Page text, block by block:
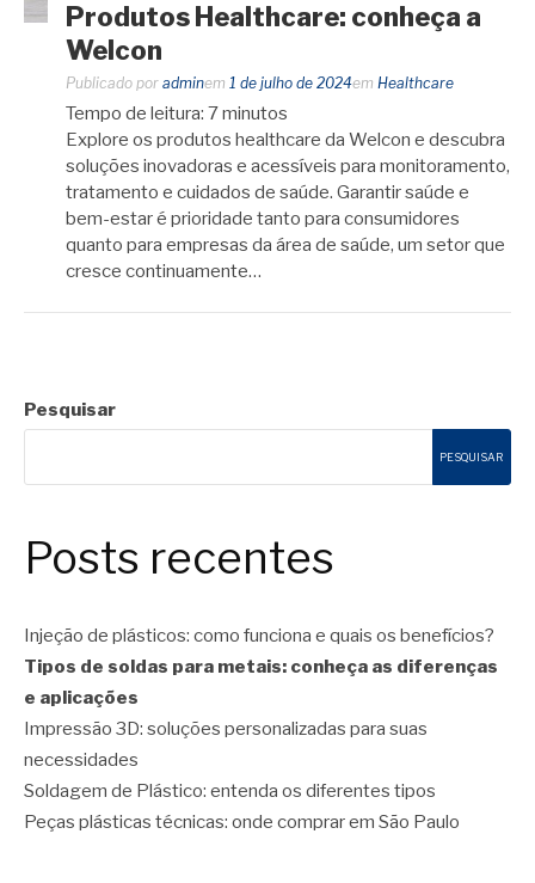
Produtos Healthcare: conheça a
Welcon
Publicado por adminem 1 de julho de 2024em Healthcare
Tempo de leitura: 7minutos
Explore os produtos healthcare da Welcon e descubra
soluções inovadoras e acessíveis para monitoramento,
tratamento e cuidados de saúde. Garantir saúde e
bem-estar é prioridade tanto para consumidores
quanto para empresas da área de saúde, um setor que
cresce continuamente…
Pesquisar
PESQUISAR
Posts recentes
Injeção de plásticos: como funciona e quais os benefícios?
Tipos de soldas para metais: conheça as diferenças
e aplicações
Impressão 3D: soluções personalizadas para suas
necessidades
Soldagem de Plástico: entenda os diferentes tipos
Peças plásticas técnicas: onde comprar em São Paulo